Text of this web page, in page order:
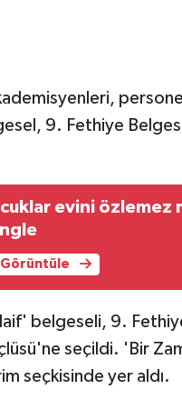
9. Fethiye
evini özlemez
Görüntüle
belgeseli, 9.
seçildi. 'Bir
seçkisinde yer aldı.